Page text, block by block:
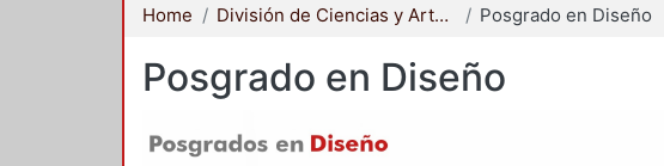
Home División de Ciencias y Artes para el Diseño Posgrado en Diseño
Posgrado en Diseño